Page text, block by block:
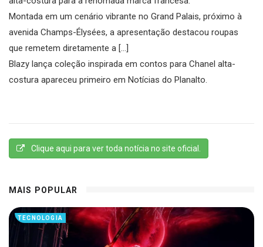
Montada em um cenário vibrante no Grand Palais, próximo à
avenida Champs-Élysées, a apresentação destacou roupas
que remetem diretamente a […]
Blazy lança coleção inspirada em contos para Chanel alta-
costura apareceu primeiro em Notícias do Planalto.
Clique aqui para ver toda notícia no site oficial.
MAIS POPULAR
TECNOLOGIA